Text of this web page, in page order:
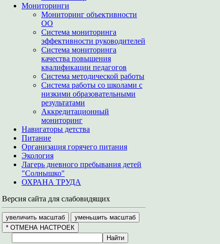
Мониторинги
Мониторинг объективности
ОО
Система мониторинга
эффективности руководителей
Система мониторинга
качества повышения
квалификации педагогов
Система методической работы
Система работы со школами с
низкими образовательными
результатами
Аккредитационный
мониторинг
Навигаторы детства
Питание
Организация горячего питания
Экология
Лагерь дневного пребывания детей
"Солнышко"
ОХРАНА ТРУДА
Версия сайта для слабовидящих